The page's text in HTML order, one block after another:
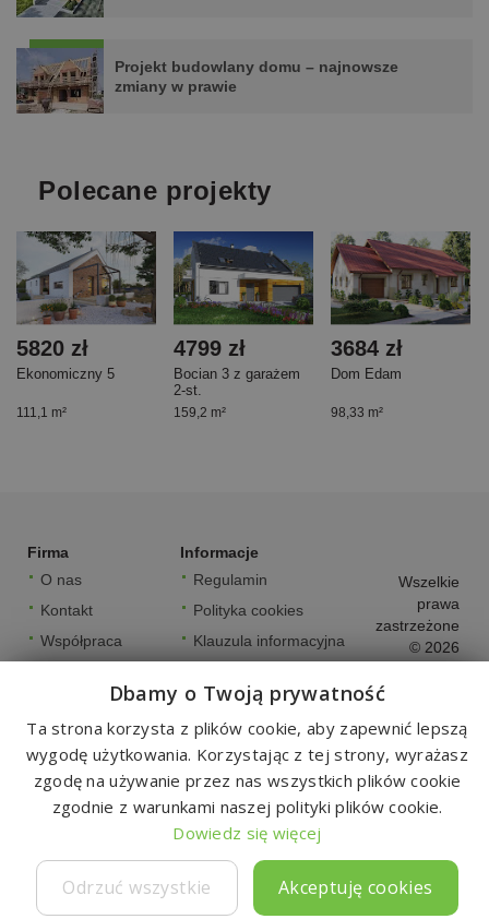
Projekt budowlany domu – najnowsze
zmiany w prawie
Polecane projekty
Ekonomiczny 5
111,1 m²
5820 zł
Bocian 3 z garażem
2-st.
159,2 m²
4799 zł
Dom Edam
98,33 m²
3684 zł
Firma
O nas
Kontakt
Współpraca
Informacje
Regulamin
Polityka cookies
Klauzula informacyjna
FAQ
Wszelkie
prawa
zastrzeżone
© 2026
Dbamy o Twoją prywatność
Ta strona korzysta z plików cookie, aby zapewnić lepszą
wygodę użytkowania. Korzystając z tej strony, wyrażasz
zgodę na używanie przez nas wszystkich plików cookie
zgodnie z warunkami naszej polityki plików cookie.
Dowiedz się więcej
Akceptuję cookies
Odrzuć wszystkie